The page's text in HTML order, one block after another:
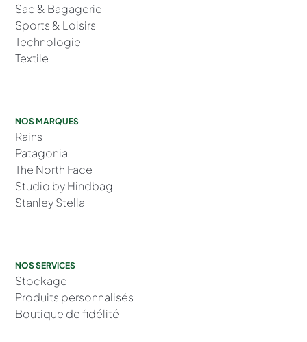
Sac & Bagagerie
Sports & Loisirs
Technologie
Textile
NOS MARQUES
Rains
Patagonia
The North Face
Studio by Hindbag
Stanley Stella
NOS SERVICES
Stockage
Produits personnalisés
Boutique de fidélité